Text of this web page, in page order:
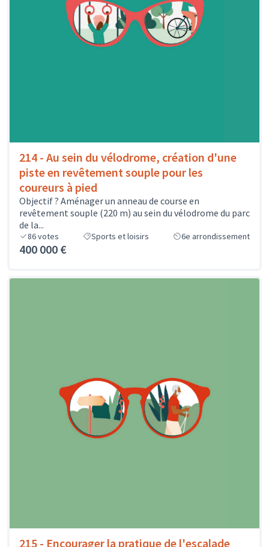
214 - Au sein du vélodrome, création d'une
piste en revêtement souple pour les
coureurs à pied
Objectif ? Aménager un anneau de course en
revêtement souple (220 m) au sein du vélodrome du parc
de la...
86votes Sports et loisirs 6e arrondissement
400 000 €
215 - Encourager la pratique de l'escalade